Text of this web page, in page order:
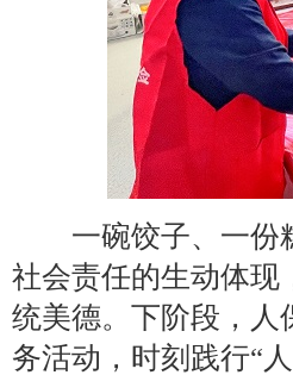
一碗饺子、一份糕
社会责任的生动体现
统美德。下阶段，人
务活动，时刻践行“